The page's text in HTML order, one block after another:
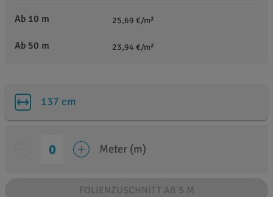
Ab 10 m 25,69 €/m²
Ab 50 m 23,94 €/m²
137 cm
Meter (m)
FOLIENZUSCHNITT AB 5 M